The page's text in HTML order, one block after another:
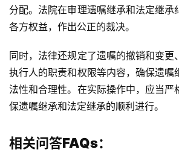
分配。法院在审理遗嘱继承和法定继承
各方权益，作出公正的裁决。
同时，法律还规定了遗嘱的撤销和变更
执行人的职责和权限等内容，确保遗嘱
法性和合理性。在实际操作中，应当严
保遗嘱继承和法定继承的顺利进行。
相关问答FAQs：